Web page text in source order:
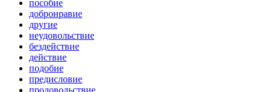
пособие
добронравие
другие
неудовольствие
бездействие
действие
подобие
предисловие
продовольствие